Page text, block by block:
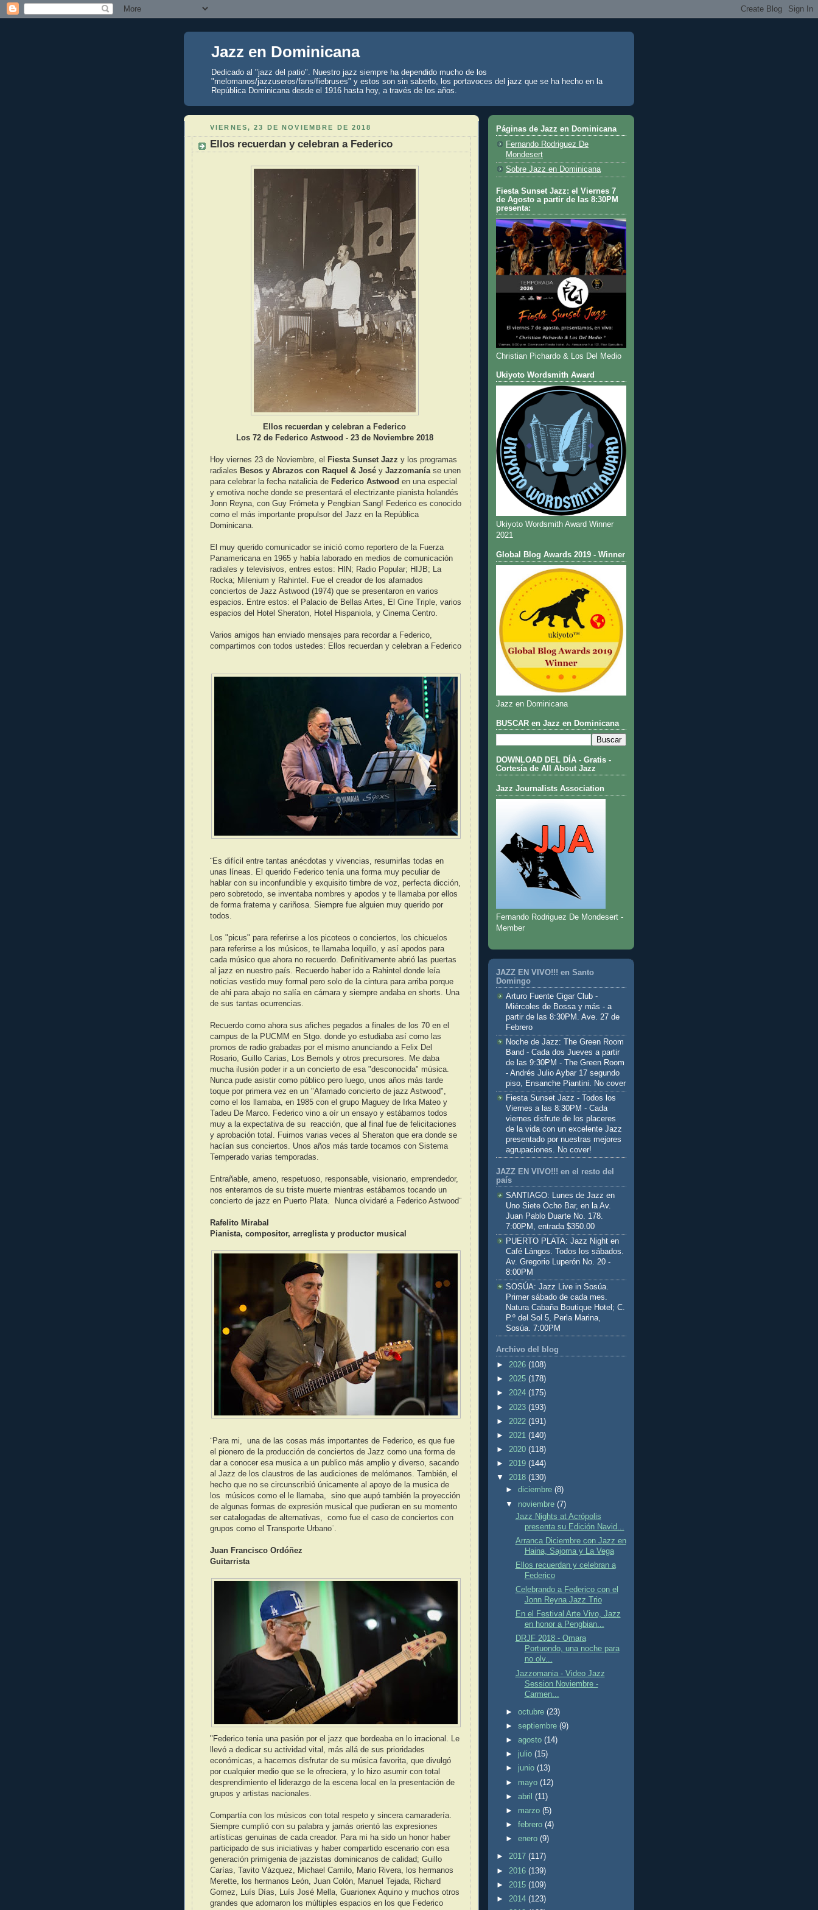
Jazz en Dominicana
Dedicado al "jazz del patio". Nuestro jazz siempre ha dependido mucho de los
"melomanos/jazzuseros/fans/fiebruses" y estos son sin saberlo, los portavoces del jazz que se ha hecho en la
República Dominicana desde el 1916 hasta hoy, a través de los años.
VIERNES, 23 DE NOVIEMBRE DE 2018
Ellos recuerdan y celebran a Federico
Ellos recuerdan y celebran a Federico
Los 72 de Federico Astwood - 23 de Noviembre 2018
Hoy viernes 23 de Noviembre, el Fiesta Sunset Jazz y los programas
radiales Besos y Abrazos con Raquel & José y Jazzomaníase unen
para celebrar la fecha natalicia de Federico Astwood en una especial
y emotiva noche donde se presentará el electrizante pianista holandés
Jonn Reyna, con Guy Frómeta y Pengbian Sang! Federico es conocido
como el más importante propulsor del Jazz en la República
Dominicana.
El muy querido comunicador se inició como reportero de la Fuerza
Panamericana en 1965 y había laborado en medios de comunicación
radiales y televisivos, entres estos: HIN; Radio Popular; HIJB; La
Rocka; Milenium y Rahintel. Fue el creador de los afamados
conciertos de Jazz Astwood (1974) que se presentaron en varios
espacios. Entre estos: el Palacio de Bellas Artes, El Cine Triple, varios
espacios del Hotel Sheraton, Hotel Hispaniola, y Cinema Centro.
Varios amigos han enviado mensajes para recordar a Federico,
compartimos con todos ustedes: Ellos recuerdan y celebran a Federico
¨Es difícil entre tantas anécdotas y vivencias, resumirlas todas en
unas líneas. El querido Federico tenía una forma muy peculiar de
hablar con su inconfundible y exquisito timbre de voz, perfecta dicción,
pero sobretodo, se inventaba nombres y apodos y te llamaba por ellos
de forma fraterna y cariñosa. Siempre fue alguien muy querido por
todos.
Los "picus" para referirse a los picoteos o conciertos, los chicuelos
para referirse a los músicos, te llamaba loquillo, y así apodos para
cada músico que ahora no recuerdo. Definitivamente abrió las puertas
al jazz en nuestro país. Recuerdo haber ido a Rahintel donde leía
noticias vestido muy formal pero solo de la cintura para arriba porque
de ahi para abajo no salía en cámara y siempre andaba en shorts. Una
de sus tantas ocurrencias.
Recuerdo como ahora sus afiches pegados a finales de los 70 en el
campus de la PUCMM en Stgo. donde yo estudiaba así como las
promos de radio grabadas por el mismo anunciando a Felix Del
Rosario, Guillo Carias, Los Bemols y otros precursores. Me daba
mucha ilusión poder ir a un concierto de esa "desconocida" música.
Nunca pude asistir como público pero luego, unos años más tarde
toque por primera vez en un "Afamado concierto de jazz Astwood",
como el los llamaba, en 1985 con el grupo Maguey de Irka Mateo y
Tadeu De Marco. Federico vino a oír un ensayo y estábamos todos
muy a la expectativa de su reacción, que al final fue de felicitaciones
y aprobación total. Fuimos varias veces al Sheraton que era donde se
hacían sus conciertos. Unos años más tarde tocamos con Sistema
Temperado varias temporadas.
Entrañable, ameno, respetuoso, responsable, visionario, emprendedor,
nos enteramos de su triste muerte mientras estábamos tocando un
concierto de jazz en Puerto Plata. Nunca olvidaré a Federico Astwood¨
Rafelito Mirabal
Pianista, compositor, arreglista y productor musical
¨Para mi, una de las cosas más importantes de Federico, es que fue
el pionero de la producción de conciertos de Jazz como una forma de
dar a conocer esa musica a un publico más amplio y diverso, sacando
al Jazz de los claustros de las audiciones de melómanos. También, el
hecho que no se circunscribió únicamente al apoyo de la musica de
los músicos como el le llamaba, sino que aupó también la proyección
de algunas formas de expresión musical que pudieran en su momento
ser catalogadas de alternativas, como fue el caso de conciertos con
grupos como el Transporte Urbano¨.
Juan Francisco Ordóñez
Guitarrista
"Federico tenia una pasión por el jazz que bordeaba en lo irracional. Le
llevó a dedicar su actividad vital, más allá de sus prioridades
económicas, a hacernos disfrutar de su música favorita, que divulgó
por cualquier medio que se le ofreciera, y lo hizo asumir con total
desprendimiento el liderazgo de la escena local en la presentación de
grupos y artistas nacionales.
Compartía con los músicos con total respeto y sincera camaradería.
Siempre cumplió con su palabra y jamás orientó las expresiones
artísticas genuinas de cada creador. Para mi ha sido un honor haber
participado de sus iniciativas y haber compartido escenario con esa
generación primigenia de jazzistas dominicanos de calidad; Guillo
Carías, Tavito Vázquez, Michael Camilo, Mario Rivera, los hermanos
Merette, los hermanos León, Juan Colón, Manuel Tejada, Richard
Gomez, Luís Días, Luís José Mella, Guarionex Aquino y muchos otros
grandes que adornaron los múltiples espacios en los que Federico
Páginas de Jazz en Dominicana
Fernando Rodriguez De
Mondesert
Sobre Jazz en Dominicana
Fiesta Sunset Jazz: el Viernes 7
de Agosto a partir de las 8:30PM
presenta:
Christian Pichardo & Los Del Medio
Ukiyoto Wordsmith Award
Ukiyoto Wordsmith Award Winner
2021
Global Blog Awards 2019 - Winner
Jazz en Dominicana
BUSCAR en Jazz en Dominicana
DOWNLOAD DEL DÍA - Gratis -
Cortesía de All About Jazz
Jazz Journalists Association
Fernando Rodriguez De Mondesert -
Member
JAZZ EN VIVO!!! en Santo
Domingo
Arturo Fuente Cigar Club -
Miércoles de Bossa y más - a
partir de las 8:30PM. Ave. 27 de
Febrero
Noche de Jazz: The Green Room
Band - Cada dos Jueves a partir
de las 9:30PM - The Green Room
- Andrés Julio Aybar 17 segundo
piso, Ensanche Piantini. No cover
Fiesta Sunset Jazz - Todos los
Viernes a las 8:30PM - Cada
viernes disfrute de los placeres
de la vida con un excelente Jazz
presentado por nuestras mejores
agrupaciones. No cover!
JAZZ EN VIVO!!! en el resto del
país
SANTIAGO: Lunes de Jazz en
Uno Siete Ocho Bar, en la Av.
Juan Pablo Duarte No. 178.
7:00PM, entrada $350.00
PUERTO PLATA: Jazz Night en
Café Lángos. Todos los sábados.
Av. Gregorio Luperón No. 20 -
8:00PM
SOSÚA: Jazz Live in Sosúa.
Primer sábado de cada mes.
Natura Cabaña Boutique Hotel; C.
P.º del Sol 5, Perla Marina,
Sosúa. 7:00PM
Archivo del blog
► 2026 (108)
► 2025 (178)
► 2024 (175)
► 2023 (193)
► 2022 (191)
► 2021 (140)
► 2020 (118)
► 2019 (144)
▼ 2018 (130)
►diciembre(8)
▼ noviembre(7)
Jazz Nights at Acrópolis
presenta su Edición Navid...
Arranca Diciembre con Jazz en
Haina, Sajoma y La Vega
Ellos recuerdan y celebran a
Federico
Celebrando a Federico con el
Jonn Reyna Jazz Trio
En el Festival Arte Vivo, Jazz
en honor a Pengbian...
DRJF 2018 - Omara
Portuondo, una noche para
no olv...
Jazzomania - Video Jazz
Session Noviembre -
Carmen...
►octubre(23)
►septiembre(9)
►agosto(14)
► julio(15)
► junio(13)
► mayo(12)
►abril(11)
► marzo(5)
►febrero(4)
►enero(9)
► 2017 (117)
► 2016 (139)
► 2015 (109)
► 2014 (123)